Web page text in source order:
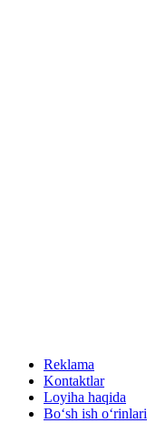
Reklama
Kontaktlar
Loyiha haqida
Bo‘sh ish o‘rinlari